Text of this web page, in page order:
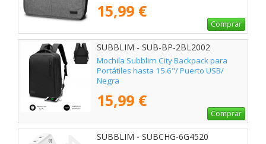
15,99 €
Comprar
SUBBLIM - SUB-BP-2BL2002
Mochila Subblim City Backpack para
Portátiles hasta 15.6"/ Puerto USB/
Negra
15,99 €
Comprar
SUBBLIM - SUBCHG-6G4520